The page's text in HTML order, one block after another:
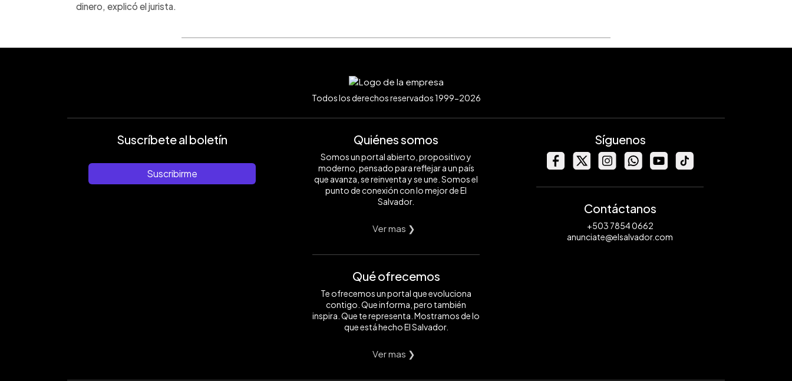
dinero, explicó el jurista.
Todos los derechos reservados 1999-2026
Suscríbete al boletín
Suscribirme
Quiénes somos
Somos un portal abierto, propositivo y
moderno, pensado para reflejar a un país
que avanza, se reinventa y se une. Somos el
punto de conexión con lo mejor de El
Salvador.
Ver mas ❯
Qué ofrecemos
Te ofrecemos un portal que evoluciona
contigo. Que informa, pero también
inspira. Que te representa. Mostramos de lo
que está hecho El Salvador.
Ver mas ❯
Síguenos
Contáctanos
+503 7854 0662
anunciate@elsalvador.com